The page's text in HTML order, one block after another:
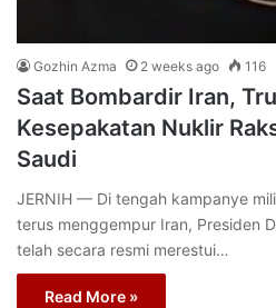
Gozhin Azma 2 weeks ago 116
Saat Bombardir Iran,
Kesepakatan Nuklir
Saudi
JERNIH — Di tengah kampanye
terus menggempur Iran, Presiden
telah secara resmi merestui…
Read More »